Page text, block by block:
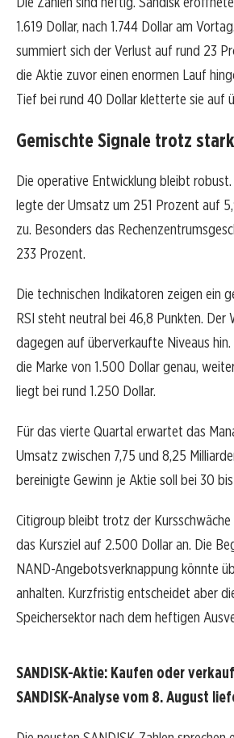
1.619 Dollar, nach 1.744 Dollar am
summiert sich der Verlust auf rund 23
die Aktie zuvor einen enormen Lauf
Tief bei rund 40 Dollar kletterte sie auf
Gemischte Signale trotz
Die operative Entwicklung bleibt
legte der Umsatz um 251 Prozent auf
zu. Besonders das
233 Prozent.
Die technischen Indikatoren zeigen ein
RSI steht neutral bei 46,8 Punkten. Der
dagegen auf überverkaufte Niveaus
die Marke von 1.500 Dollar genau,
liegt bei rund 1.250 Dollar.
Für das vierte Quartal erwartet das
Umsatz zwischen 7,75 und 8,25
bereinigte Gewinn je Aktie soll bei 30
Citigroup bleibt trotz der
das Kursziel auf 2.500 Dollar an. Die
NAND-Angebotsverknappung könnte
anhalten. Kurzfristig entscheidet aber
Speichersektor nach dem heftigen
SANDISK-Aktie: Kaufen oder
SANDISK-Analyse vom 8. August